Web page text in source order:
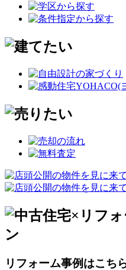
リフォーム事例はこち